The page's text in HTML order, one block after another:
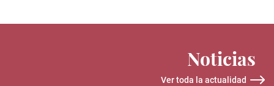
Noticias
Ver toda la actualidad